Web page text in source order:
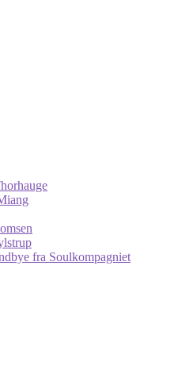
fra Soulkompagniet